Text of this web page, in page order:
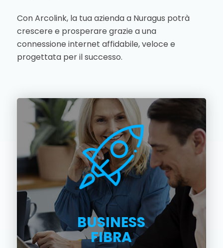
Con Arcolink, la tua azienda a Nuragus potrà
crescere e prosperare grazie a una
connessione internet affidabile, veloce e
progettata per il successo.
BUSINESS
FIBRA